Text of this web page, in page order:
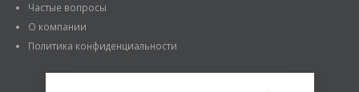
Частые вопросы
О компании
Политика конфиденциальности